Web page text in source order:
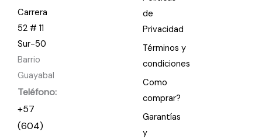
Carrera
52 # 11
Sur-50
Barrio
Guayabal
Teléfono:
+57
(604)
de
Privacidad
Términos y
condiciones
Como
comprar?
Garantías
y